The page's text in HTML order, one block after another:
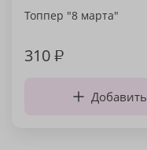
Топпер "8 марта"
310₽
Добавить